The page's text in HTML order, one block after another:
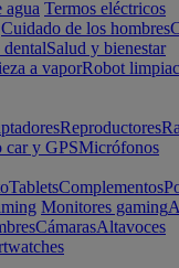
agua Termos eléctricos
Cuidado de los hombres
Salud y bienestar
a vaporRobot
Reproductores
car y GPSMicrófonos
TabletsComplementos
Monitores gaming
CámarasAltavoces